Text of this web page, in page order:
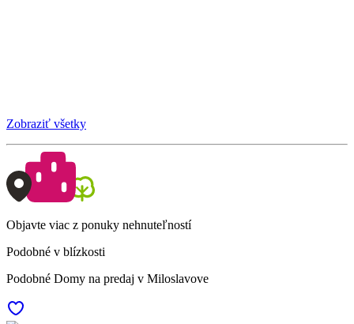
Zobraziť všetky
Objavte viac z ponuky nehnuteľností
Podobné v blízkosti
Podobné Domy na predaj v Miloslavove